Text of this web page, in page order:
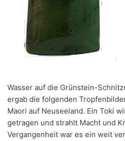
Wasser auf die Grünstein-
ergab die folgenden
Maori auf Neuseeland. Ein Toki
getragen und strahlt Macht und
Vergangenheit war es ein weit